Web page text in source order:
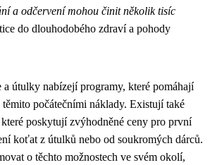
a odčervení mohou činit několik tisíc
do dlouhodobého zdraví a pohody
a útulky nabízejí programy, které pomáhají
počátečními náklady. Existují také
poskytují zvýhodněné ceny pro první
koťat z útulků nebo od soukromých dárců.
o těchto možnostech ve svém okolí,